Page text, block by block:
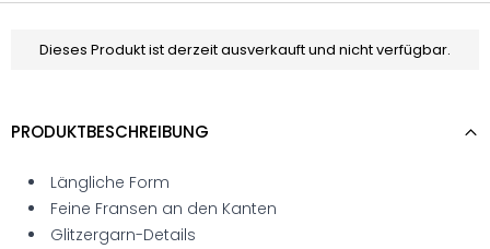
Dieses Produkt ist derzeit ausverkauft und nicht verfügbar.
PRODUKTBESCHREIBUNG
Längliche Form
Feine Fransen an den Kanten
Glitzergarn-Details